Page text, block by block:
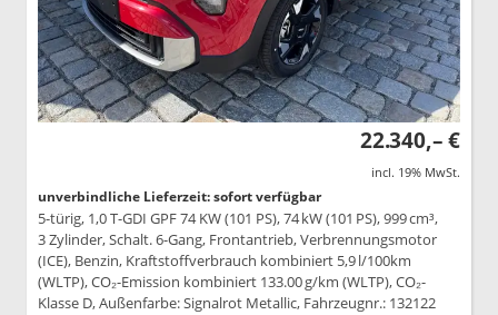
22.340,– €
incl. 19% MwSt.
unverbindliche Lieferzeit: sofort verfügbar
5-türig, 1,0 T-GDI GPF 74 KW (101 PS), 74 kW (101 PS), 999 cm³,
3 Zylinder, Schalt. 6-Gang, Frontantrieb, Verbrennungsmotor
(ICE), Benzin, Kraftstoffverbrauch kombiniert 5,9 l/100km
(WLTP), CO₂-Emission kombiniert 133.00 g/km (WLTP), CO₂-
Klasse D, Außenfarbe: Signalrot Metallic, Fahrzeugnr.: 132122